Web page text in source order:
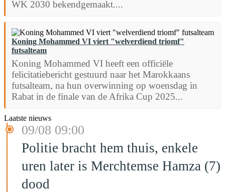
WK 2030 bekendgemaakt....
Koning Mohammed VI viert "welverdiend triomf"
futsalteam
Koning Mohammed VI heeft een officiële
felicitatiebericht gestuurd naar het Marokkaans
futsalteam, na hun overwinning op woensdag in
Rabat in de finale van de Afrika Cup 2025...
Laatste nieuws
09/08 09:00
Politie bracht hem thuis, enkele
uren later is Merchtemse Hamza (7)
dood